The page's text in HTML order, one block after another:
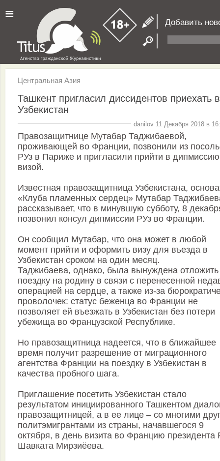
≡ Добавить
Центральная Азия
Ташкент пригласил диссидентов приехать в
Узбекистан
danilov 11 Декабря 2018 в
Правозащитнице Мутабар Таджибаевой,
проживающей во Франции, позвонили из
РУз в Париже и пригласили прийти в
визой.
Известная правозащитница Узбекистана,
«Клуба пламенных сердец» Мутабар
рассказывает, что в минувшую субботу, 8
позвонил консул дипмиссии РУз во Франции.
Он сообщил Мутабар, что она может в любой
момент прийти и оформить визу для въезда в
Узбекистан сроком на один месяц.
Таджибаева, однако, была вынуждена отложить
поездку на родину в связи с перенесенной
операцией на сердце, а также из-за
проволочек: статус беженца во Франции не
позволяет ей въезжать в Узбекистан без потери
убежища во Французской Республике.
Но правозащитница надеется, что в ближайшее
время получит разрешение от миграционного
агентства Франции на поездку в Узбекистан в
качества пробного шага.
Приглашение посетить Узбекистан стало
результатом инициированного Ташкентом
правозащитницей, а в ее лице – со многими
политэмигрантами из страны, начавшегося 9
октября, в день визита во Францию президента
Шавката Мирзиёева.